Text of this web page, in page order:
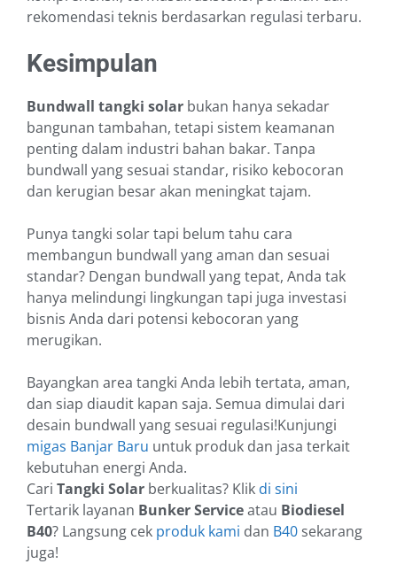
rekomendasi teknis berdasarkan regulasi terbaru.
Kesimpulan
Bundwall tangki solar bukan hanya sekadar
bangunan tambahan, tetapi sistem keamanan
penting dalam industri bahan bakar. Tanpa
bundwall yang sesuai standar, risiko kebocoran
dan kerugian besar akan meningkat tajam.
Punya tangki solar tapi belum tahu cara
membangun bundwall yang aman dan sesuai
standar? Dengan bundwall yang tepat, Anda tak
hanya melindungi lingkungan tapi juga investasi
bisnis Anda dari potensi kebocoran yang
merugikan.
Bayangkan area tangki Anda lebih tertata, aman,
dan siap diaudit kapan saja. Semua dimulai dari
desain bundwall yang sesuai regulasi!Kunjungi
migas Banjar Baru untuk produk dan jasa terkait
kebutuhan energi Anda.
Cari Tangki Solar berkualitas? Klik di sini
Tertarik layanan Bunker Serviceatau Biodiesel
B40? Langsung cek produk kami dan B40 sekarang
juga!